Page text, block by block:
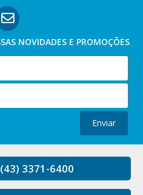
NOVIDADES E PROMOÇÕES
Enviar
(43) 3371-6400